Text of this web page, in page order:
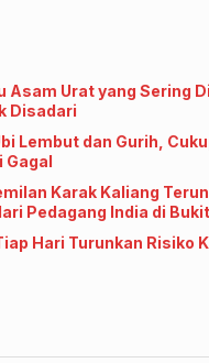
Asam Urat yang Sering
Disadari
Lembut dan Gurih,
Gagal
Karak Kaliang
Pedagang India di
Hari Turunkan Risiko